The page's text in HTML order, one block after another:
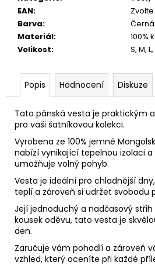
EAN:
Barva:
Černá
Materiál:
100%
Velikost: S, M,
Popis Hodnocení Diskuze
Tato pánská vesta je praktickým
pro vaši šatníkovou kolekci.
Vyrobena ze 100% jemné
nabízí vynikající tepelnou izolaci
umožňuje volný pohyb.
Vesta je ideální pro chladnější
teplí a zároveň si udržet svobodu
Její jednoduchý a nadčasový
kousek oděvu, tato vesta je
den.
Zaručuje vám pohodlí a zároveň
vzhled, který oceníte při každé